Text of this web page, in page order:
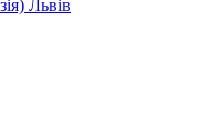
Львів